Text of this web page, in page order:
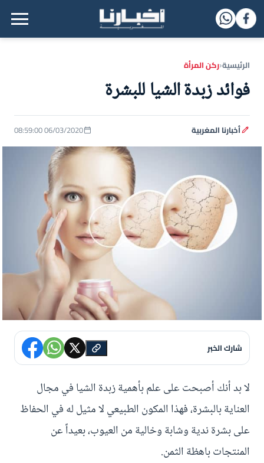
القائمة الرئيسية
الرئيسية‹ركن المرأة
فوائد زبدة الشيا للبشرة
أخبارنا المغربية 06/03/2020 08:59:00
شارك الخبر
لا بد أنك أصبحت على علم بأهمية زبدة الشيا في مجال
العناية بالبشرة، فهذا المكون الطبيعي لا مثيل له في الحفاظ
على بشرة ندية وشابة وخالية من العيوب، بعيداً عن
المنتجات باهظة الثمن.